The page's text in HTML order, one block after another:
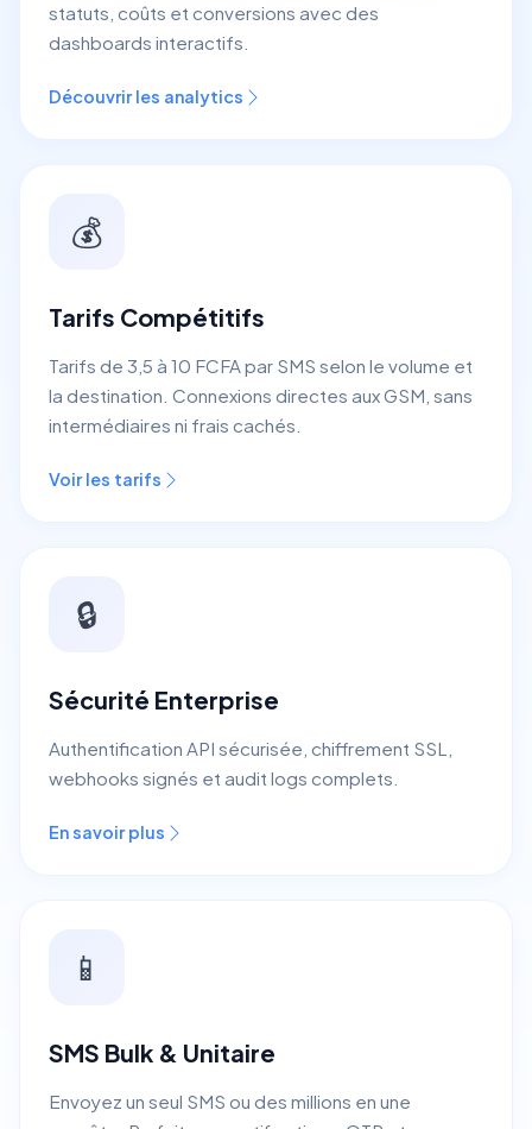
statuts, coûts et conversions avec des
dashboards interactifs.
Découvrir les analytics
💰
Tarifs Compétitifs
Tarifs de 3,5 à 10 FCFA par SMS selon le volume et
la destination. Connexions directes aux GSM, sans
intermédiaires ni frais cachés.
Voir les tarifs
🔒
Sécurité Enterprise
Authentification API sécurisée, chiffrement SSL,
webhooks signés et audit logs complets.
En savoir plus
📱
SMS Bulk & Unitaire
Envoyez un seul SMS ou des millions en une